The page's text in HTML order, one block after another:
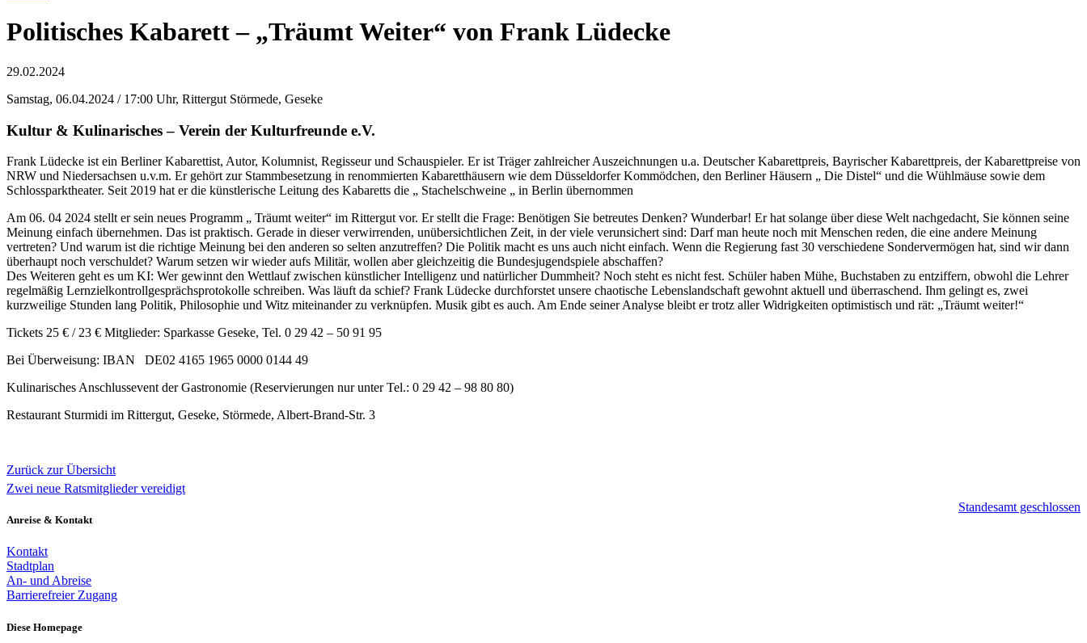
Politisches Kabarett – „Träumt Weiter“ von Frank Lüdecke
29.02.2024
Samstag, 06.04.2024 / 17:00 Uhr, Rittergut Störmede, Geseke
Kultur & Kulinarisches – Verein der Kulturfreunde e.V.
Frank Lüdecke ist ein Berliner Kabarettist, Autor, Kolumnist, Regisseur und Schauspieler. Er ist Träger zahlreicher Auszeichnungen u.a. Deutscher Kabarettpreis, Bayrischer Kabarettpreis, der Kabarettpreise von
NRW und Niedersachsen u.v.m. Er gehört zur Stammbesetzung in renommierten Kabaretthäusern wie dem Düsseldorfer Kommödchen, den Berliner Häusern „ Die Distel“ und die Wühlmäuse sowie dem
Schlossparktheater. Seit 2019 hat er die künstlerische Leitung des Kabaretts die „ Stachelschweine „ in Berlin übernommen
Am 06. 04 2024 stellt er sein neues Programm „ Träumt weiter“ im Rittergut vor. Er stellt die Frage: Benötigen Sie betreutes Denken? Wunderbar! Er hat solange über diese Welt nachgedacht, Sie können seine
Meinung einfach übernehmen. Das ist praktisch. Gerade in dieser verwirrenden, unübersichtlichen Zeit, in der viele verunsichert sind: Darf man heute noch mit Menschen reden, die eine andere Meinung
vertreten? Und warum ist die richtige Meinung bei den anderen so selten anzutreffen? Die Politik macht es uns auch nicht einfach. Wenn die Regierung fast 30 verschiedene Sondervermögen hat, sind wir dann
überhaupt noch verschuldet? Warum setzen wir wieder aufs Militär, wollen aber gleichzeitig die Bundesjugendspiele abschaffen?
Des Weiteren geht es um KI: Wer gewinnt den Wettlauf zwischen künstlicher Intelligenz und natürlicher Dummheit? Noch steht es nicht fest. Schüler haben Mühe, Buchstaben zu entziffern, obwohl die Lehrer
regelmäßig Lernzielkontrollgesprächsprotokolle schreiben. Was läuft da schief? Frank Lüdecke durchforstet unsere chaotische Lebenslandschaft gewohnt aktuell und überraschend. Ihm gelingt es, zwei
kurzweilige Stunden lang Politik, Philosophie und Witz miteinander zu verknüpfen. Musik gibt es auch. Am Ende seiner Analyse bleibt er trotz aller Widrigkeiten optimistisch und rät: „Träumt weiter!“
Tickets 25 € / 23 € Mitglieder: Sparkasse Geseke, Tel. 0 29 42 – 50 91 95
Bei Überweisung: IBAN DE02 4165 1965 0000 0144 49
Kulinarisches Anschlussevent der Gastronomie (Reservierungen nur unter Tel.: 0 29 42 – 98 80 80)
Restaurant Sturmidi im Rittergut, Geseke, Störmede, Albert-Brand-Str. 3
Zurück zur Übersicht
Zwei neue Ratsmitglieder vereidigt
Standesamt geschlossen
Anreise & Kontakt
Kontakt
Stadtplan
An- und Abreise
Barrierefreier Zugang
Diese Homepage